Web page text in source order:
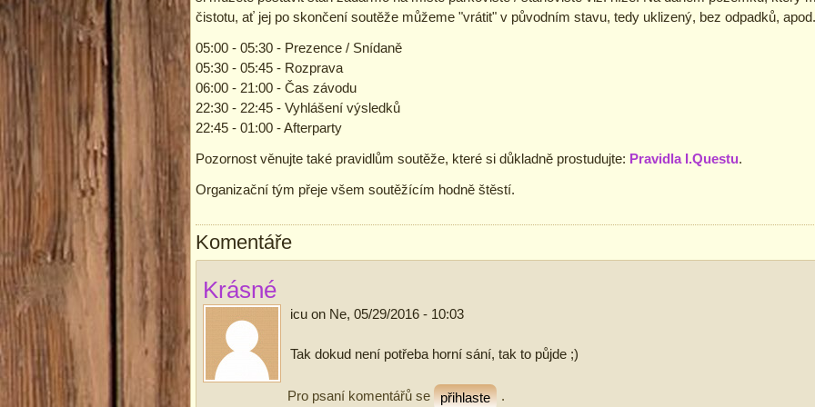
čistotu, ať jej po skončení soutěže můžeme "vrátit" v původním stavu, tedy uklizený, bez odpadků, apod.
05:00 - 05:30 - Prezence / Snídaně
05:30 - 05:45 - Rozprava
06:00 - 21:00 - Čas závodu
22:30 - 22:45 - Vyhlášení výsledků
22:45 - 01:00 - Afterparty
Pozornost věnujte také pravidlům soutěže, které si důkladně prostudujte: Pravidla I.Questu.
Organizační tým přeje všem soutěžícím hodně štěstí.
Komentáře
Krásné
icu on Ne, 05/29/2016 - 10:03
Tak dokud není potřeba horní sání, tak to půjde ;)
Pro psaní komentářů se přihlaste .